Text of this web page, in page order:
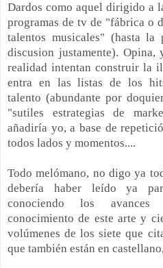
Dardos como aquel dirigido a
programas de tv de "fábrica o
talentos musicales" (hasta
discusion justamente).
realidad intentan construir la
entra en las listas de los
talento (abundante por
"sutiles estrategias de
añadiría yo, a base de
todos lados y momentos....
Todo melómano, no digo ya
debería haber leído ya
conociendo los
conocimiento de este arte y
volúmenes de los siete que
que también están en